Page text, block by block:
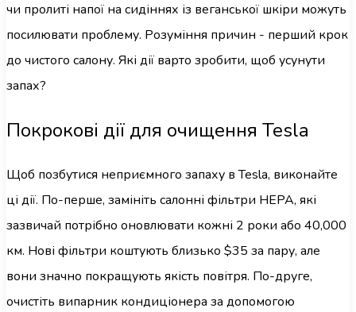
чи пролиті напої на сидіннях із веганської шкіри можуть
посилювати проблему. Розуміння причин - перший крок
до чистого салону. Які дії варто зробити, щоб усунути
запах?
Покрокові дії для очищення Tesla
Щоб позбутися неприємного запаху в Tesla, виконайте
ці дії. По-перше, замініть салонні фільтри HEPA, які
зазвичай потрібно оновлювати кожні 2 роки або 40,000
км. Нові фільтри коштують близько $35 за пару, але
вони значно покращують якість повітря. По-друге,
очистіть випарник кондиціонера за допомогою